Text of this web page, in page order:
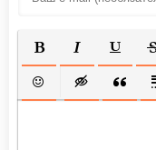
ПОЛУЖИРНЫЙ
КУРСИВ
ВСТАВИТЬВСТАВКА